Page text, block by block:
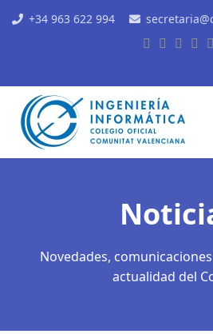
+34 963 622 994
Novedades,
actualidad del